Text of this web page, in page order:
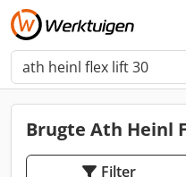
Brugte Ath Heinl
Filter